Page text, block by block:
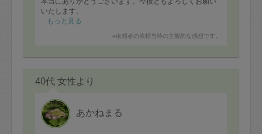
いたします。
もっと見る
※依頼者の依頼当時の主観的な感想です。
40代 女性より
あかねまる